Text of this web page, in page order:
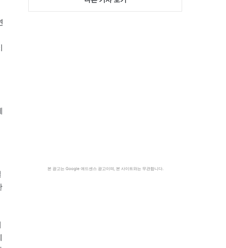
본 광고는 Google 애드센스 광고이며, 본 사이트와는 무관합니다.